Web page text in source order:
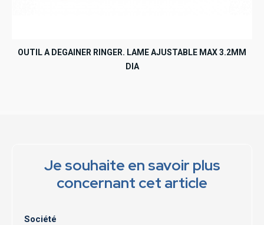
OUTIL A DEGAINER RINGER. LAME AJUSTABLE MAX 3.2MM
DIA
Je souhaite en savoir plus
concernant cet article
Société